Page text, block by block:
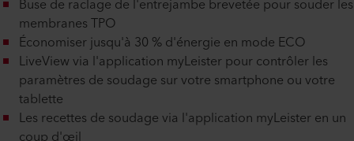
Buse de raclage de l'entrejambe brevetée pour souder les
membranes TPO
Économiser jusqu'à 30 % d'énergie en mode ECO
LiveView via l'application myLeister pour contrôler les
paramètres de soudage sur votre smartphone ou votre
tablette
Les recettes de soudage via l'application myLeister en un